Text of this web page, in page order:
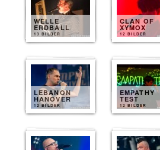
WELLE
ERDBALL
13 BILDER
CLAN OF
XYMOX
12 BILDER
LEBANON
HANOVER
12 BILDER
EMPATHY
TEST
12 BILDER